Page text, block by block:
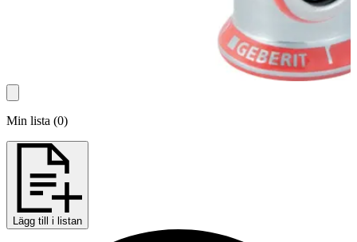
Min lista (0)
Lägg till i listan